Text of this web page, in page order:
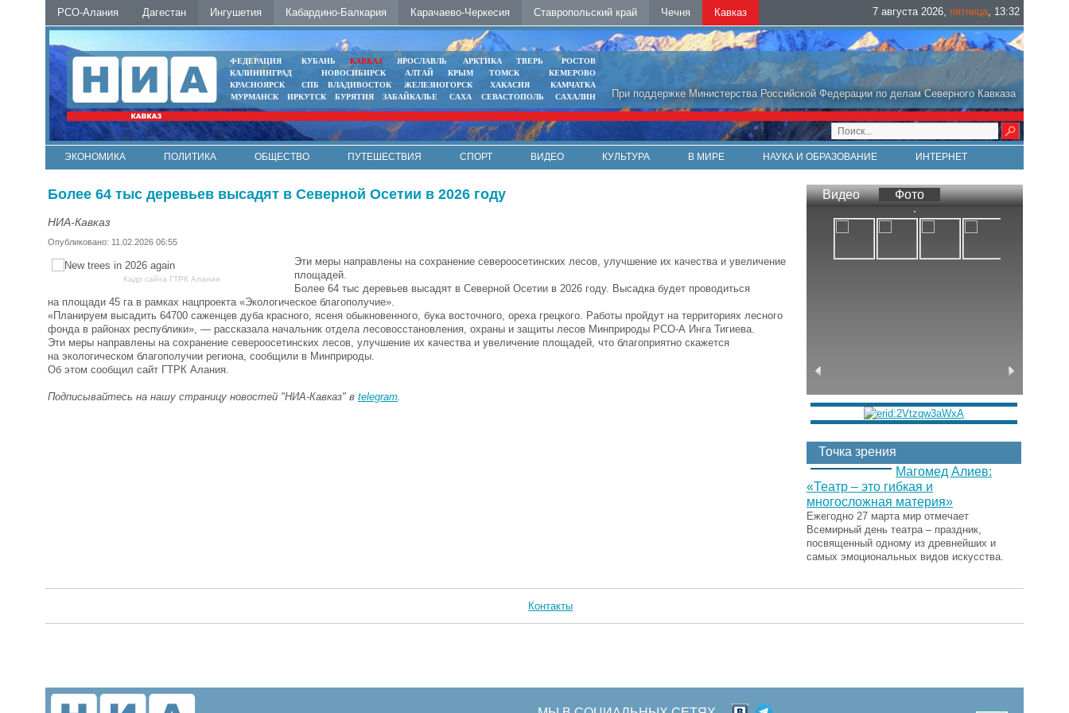
РСО-Алания Дагестан Ингушетия Кабардино-Балкария Карачаево-Черкесия Ставропольский край Чечня Кавказ 7 августа 2026, пятница, 13:32
При поддержке Министерства Российской Федерации по делам Северного Кавказа
ФЕДЕРАЦИЯ КУБАНЬ КАВКАЗ ЯРОСЛАВЛЬ АРКТИКА ТВЕРЬ
РОСТОВ
КАЛИНИНГРАД
НОВОСИБИРСК АЛТАЙ КРЫМ ТОМСК
КЕМЕРОВО
КРАСНОЯРСК
СПБ ВЛАДИВОСТОК ЖЕЛЕЗНОГОРСК ХАКАСИЯ
КАМЧАТКА
МУРМАНСК
ИРКУТСК БУРЯТИЯ ЗАБАЙКАЛЬЕ САХА СЕВАСТОПОЛЬ САХАЛИН
ЭКОНОМИКА ПОЛИТИКА ОБЩЕСТВО ПУТЕШЕСТВИЯ СПОРТ ВИДЕО КУЛЬТУРА В МИРЕ НАУКА И ОБРАЗОВАНИЕ
ИНТЕРНЕТ
Более 64 тыс деревьев высадят в Северной Осетии в 2026 году
НИА-Кавказ
Опубликовано: 11.02.2026 06:55
Кадр сайта ГТРК Алания
Эти меры направлены на сохранение североосетинских лесов, улучшение их качества и увеличение
площадей.
Более 64 тыс деревьев высадят в Северной Осетии в 2026 году. Высадка будет проводиться
на площади 45 га в рамках нацпроекта «Экологическое благополучие».
«Планируем высадить 64700 саженцев дуба красного, ясеня обыкновенного, бука восточного, ореха грецкого. Работы пройдут на территориях лесного
фонда в районах республики», — рассказала начальник отдела лесовосстановления, охраны и защиты лесов Минприроды РСО-А Инга Тигиева.
Эти меры направлены на сохранение североосетинских лесов, улучшение их качества и увеличение площадей, что благоприятно скажется
на экологическом благополучии региона, сообщили в Минприроды.
Об этом сообщил сайт ГТРК Алания.
Подписывайтесь на нашу страницу новостей "НИА-Кавказ" в telegram
Видео Фото
Точка зрения
Магомед Алиев:
«Театр – это гибкая и
многосложная материя»
Ежегодно 27 марта мир отмечает
Всемирный день театра – праздник,
посвященный одному из древнейших и
самых эмоциональных видов искусства.
Контакты